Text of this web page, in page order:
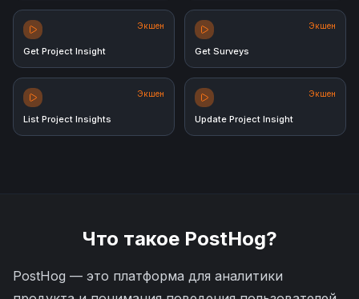
Экшен
Get Project Insight
Экшен
Get Surveys
Экшен
List Project Insights
Экшен
Update Project Insight
Что такое PostHog?
PostHog — это платформа для аналитики